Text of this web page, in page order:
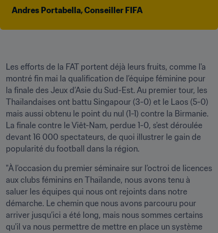
Andres Portabella, Conseiller FIFA
Les efforts de la FAT portent déjà leurs fruits, comme l'a
montré fin mai la qualification de l’équipe féminine pour
la finale des Jeux d’Asie du Sud-Est. Au premier tour, les
Thaïlandaises ont battu Singapour (3-0) et le Laos (5-0)
mais aussi obtenu le point du nul (1-1) contre la Birmanie.
La finale contre le Viêt-Nam, perdue 1-0, s'est déroulée
devant 16 000 spectateurs, de quoi illustrer le gain de
popularité du football dans la région.
"À l’occasion du premier séminaire sur l’octroi de licences
aux clubs féminins en Thaïlande, nous avons tenu à
saluer les équipes qui nous ont rejoints dans notre
démarche. Le chemin que nous avons parcouru pour
arriver jusqu’ici a été long, mais nous sommes certains
qu'il va nous permettre de mettre en place un système